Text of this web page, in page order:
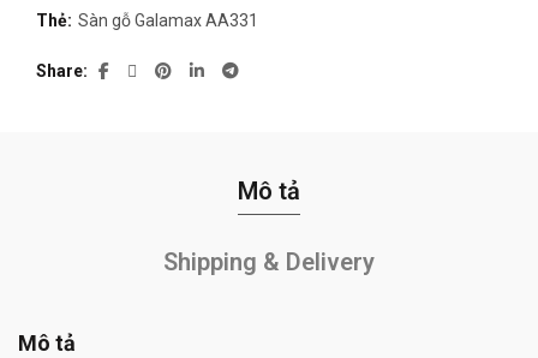
Thẻ: Sàn gỗ Galamax AA331
Share
Mô tả
Shipping & Delivery
Mô tả